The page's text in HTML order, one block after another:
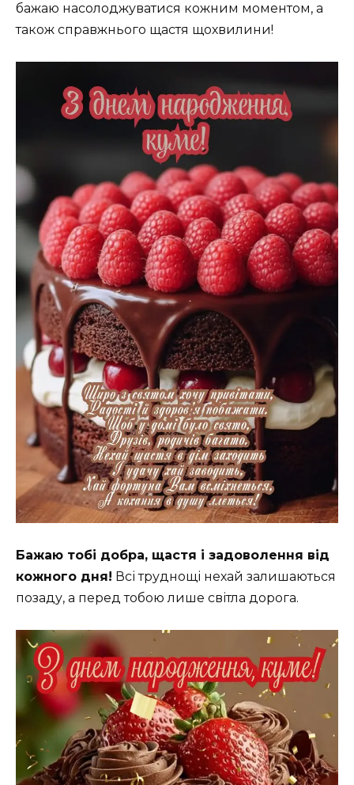
бажаю насолоджуватися кожним моментом, а
також справжнього щастя щохвилини!
Бажаю тобі добра, щастя і задоволення від
кожного дня! Всі труднощі нехай залишаються
позаду, а перед тобою лише світла дорога.